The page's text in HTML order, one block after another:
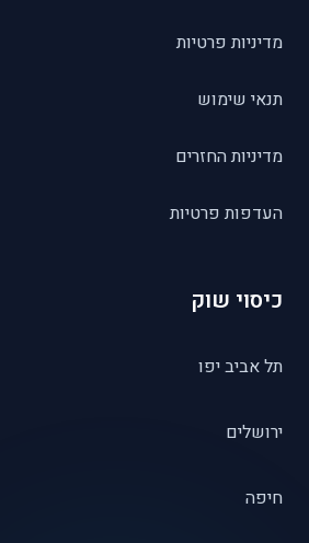
מדיניות פרטיות
תנאי שימוש
מדיניות החזרים
העדפות פרטיות
כיסוי שוק
תל אביב יפו
ירושלים
חיפה